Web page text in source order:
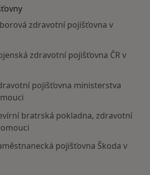
zdravotní pojišťovna v
zdravotní pojišťovna ČR v
pojišťovna ministerstva
bratrská pokladna, zdravotní
pojišťovna Škoda v